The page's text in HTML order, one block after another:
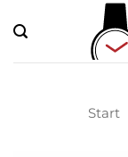
Inhalt
springen
Start